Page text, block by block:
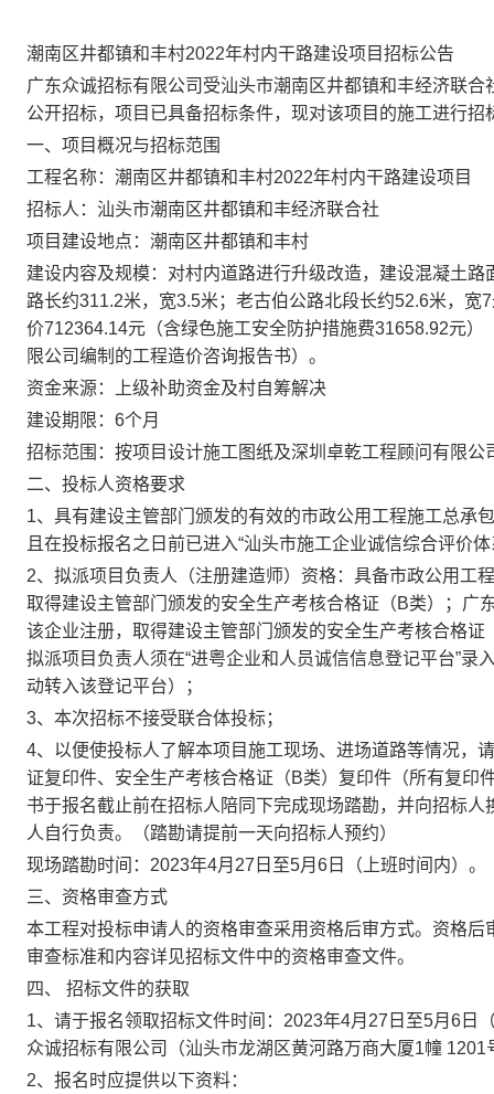
潮南区井都镇和丰村2022年村内干路建设项目招标公告
广东众诚招标有限公司 受汕头市潮南区井都镇和丰经济联合
公开招标，项目已具备招标条件，现对该项目的施工进行招
一、项目概况与招标范围
工程名称： 潮南区井都镇和丰村2022年村内干路建设项目
招标人： 汕头市潮南区井都镇和丰经济联合社
项目 建设地点： 潮南区井都镇和丰村
建设内容及规模： 对村内道路进行升级改造，建设混凝土
路长约311.2米，宽3.5米；老古伯公路北段长约52.6米，
价712364.14元（含绿色施工安全防护措施费31658.92元
限公司编制的工程造价咨询报告书）。
资金来源：
上级补助资金及村自筹解决
建设期限： 6个月
招标范围： 按项目设计施工图纸及深圳卓乾工程顾问有限
二、 投标人资格要求
1、具有建设主管部门颁发的有效的市政公用工程施工总承
且在投标报名之日前已进入“汕头市施工企业诚信综合评价
2、拟派项目负责人（注册建造师）资格：具备市政公用工
取得建设主管部门颁发的安全生产考核合格证（B类）；广
该企业注册，取得建设主管部门颁发的安全生产考核合格
拟派项目负责人须在“进粤企业和人员诚信信息登记平台”
动转入该登记平台）；
3、本次招标不接受联合体投标；
4、以便使投标人了解本项目施工现场、进场道路等情况，
证复印件、安全生产考核合格证（B类）复印件（所有复印
书于报名截止前在招标人陪同下完成现场踏勘，并向招标
人自行负责。（踏勘请提前一天向招标人预约）
现场踏勘时间： 2023年4月27日至5月6日（上班时间内）。
三、资格审查方式
本工程对投标申请人的资格审查采用资格后审方式。资格
审查标准和内容详见招标文件中的资格审查文件。
四、
招标文件的获取
1、请于报名领取招标文件时间：2023年4月 27 日至5月 6 日
众诚招标有限公司（汕头市龙湖区黄河路万商大厦1幢
2、报名时应提供以下资料：